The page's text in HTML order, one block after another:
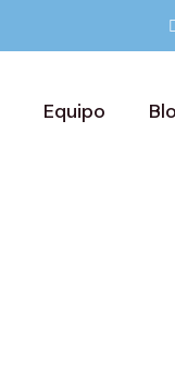
Equipo